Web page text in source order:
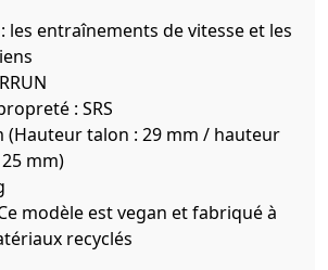
les entraînements de vitesse et les
: SRS
(Hauteur talon : 29 mm / hauteur
mm)
modèle est vegan et fabriqué à
recyclés